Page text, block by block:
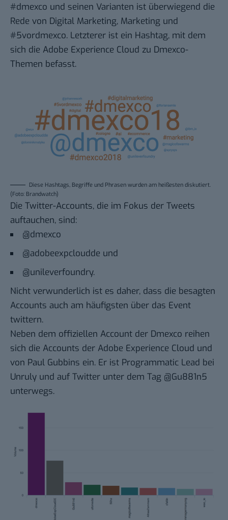
#dmexco und seinen Varianten ist überwiegend die
Rede von Digital Marketing, Marketing und
#5vordmexco. Letzterer ist ein Hashtag, mit dem
sich die Adobe Experience Cloud zu Dmexco-
Themen befasst.
Diese Hashtags, Begriffe und Phrasen wurden am heißesten diskutiert.
(Foto: Brandwatch)
Die Twitter-Accounts, die im Fokus der Tweets
auftauchen, sind:
@dmexco
@adobeexpcloudde und
@unileverfoundry.
Nicht verwunderlich ist es daher, dass die besagten
Accounts auch am häufigsten über das Event
twittern.
Neben dem offiziellen Account der Dmexco reihen
sich die Accounts der Adobe Experience Cloud und
von Paul Gubbins ein. Er ist Programmatic Lead bei
Unruly und auf Twitter unter dem Tag @Gu881n5
unterwegs.